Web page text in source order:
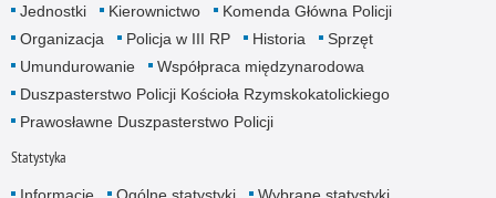
Jednostki Kierownictwo
Komenda Główna Policji
Organizacja
Policja w III RP Historia
Sprzęt
Umundurowanie
Współpraca międzynarodowa
Duszpasterstwo Policji Kościoła Rzymskokatolickiego
Prawosławne Duszpasterstwo Policji
Statystyka